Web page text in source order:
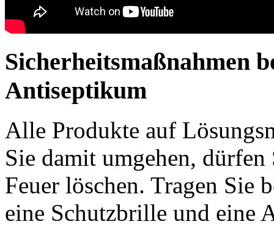
Sicherheitsmaßnahmen
Antiseptikum
Alle Produkte auf
Sie damit umgehen,
Feuer löschen. Tragen Sie
eine Schutzbrille und eine